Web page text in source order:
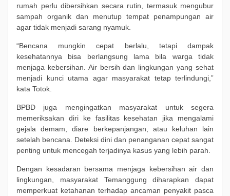
rumah perlu dibersihkan secara rutin, termasuk mengubur
sampah organik dan menutup tempat penampungan air
agar tidak menjadi sarang nyamuk.
“Bencana mungkin cepat berlalu, tetapi dampak
kesehatannya bisa berlangsung lama bila warga tidak
menjaga kebersihan. Air bersih dan lingkungan yang sehat
menjadi kunci utama agar masyarakat tetap terlindungi,”
kata Totok.
BPBD juga mengingatkan masyarakat untuk segera
memeriksakan diri ke fasilitas kesehatan jika mengalami
gejala demam, diare berkepanjangan, atau keluhan lain
setelah bencana. Deteksi dini dan penanganan cepat sangat
penting untuk mencegah terjadinya kasus yang lebih parah.
Dengan kesadaran bersama menjaga kebersihan air dan
lingkungan, masyarakat Temanggung diharapkan dapat
memperkuat ketahanan terhadap ancaman penyakit pasca